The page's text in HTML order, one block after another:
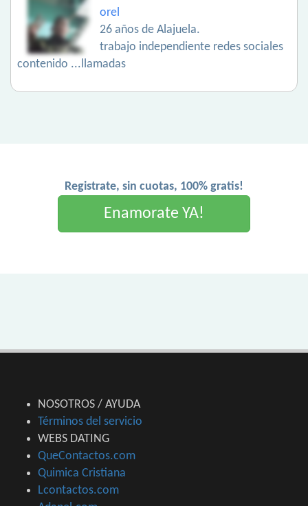
orel
26 años de Alajuela.
trabajo independiente redes sociales
contenido ...llamadas
Registrate, sin cuotas, 100% gratis!
Enamorate YA!
NOSOTROS / AYUDA
Términos del servicio
WEBS DATING
QueContactos.com
Quimica Cristiana
Lcontactos.com